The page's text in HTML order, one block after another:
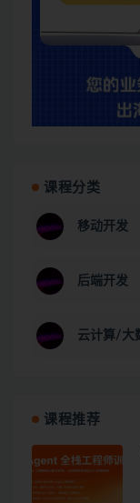
课程分类
移动开发
后端开发
云计算/大
课程推荐